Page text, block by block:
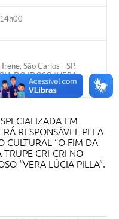
São Carlos - SP,
DO IDOSO “VERA
EM
RESPONSÁVEL PELA
CULTURAL “O FIM DA
CRI-CRI NO
“VERA LÚCIA PILLA”.